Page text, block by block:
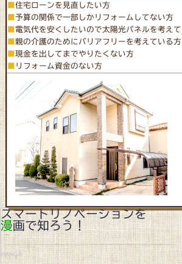
■住宅ローンを見直したい方
■予算の関係で一部しかリフォームしてない方
■電気代を安くしたいので太陽光パネルを考え
■親の介護のためにバリアフリーを考えている方
■現金を出してまでやりたくない方
■ リフォーム資金のない方
スマートリノベーションを
漫画で知ろう！
MANGA